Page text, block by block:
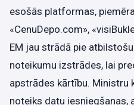
esošās platformas,
«CenuDepo.com»,
EM jau strādā pie
noteikumu izstrādes, lai
apstrādes kārtību. Ministru
noteiks datu iesniegšanas,